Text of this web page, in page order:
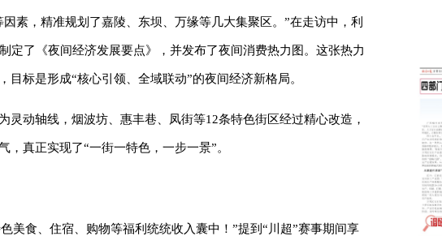
素，精准规划了嘉陵、东坝、万缘等几大集聚区。”在走访中，利
了《夜间经济发展要点》，并发布了夜间消费热力图。这张热力
标是形成“核心引领、全域联动”的夜间经济新格局。
动轴线，烟波坊、惠丰巷、凤街等12条特色街区经过精心改造，
真正实现了“一街一特色，一步一景”。
美食、住宿、购物等福利统统收入囊中！”提到“川超”赛事期间享